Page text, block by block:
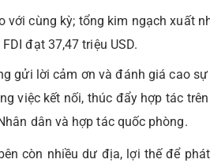
với cùng kỳ; tổng kim ngạch xuất
đạt 37,47 triệu USD.
gửi lời cảm ơn và đánh giá cao
việc kết nối, thúc đẩy hợp tác
dân và hợp tác quốc phòng.
còn nhiều dư địa, lợi thế để